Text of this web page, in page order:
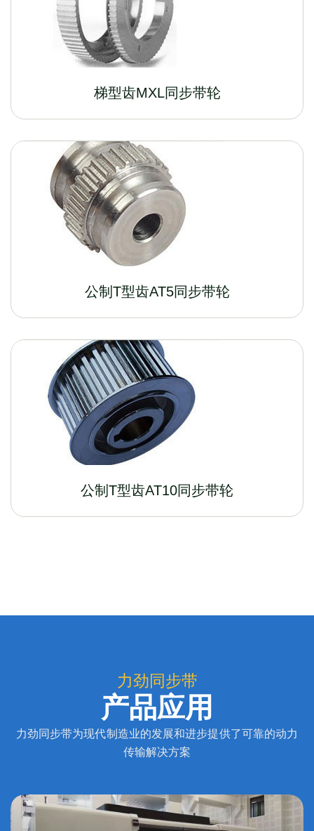
梯型齿MXL同步带轮
公制T型齿AT5同步带轮
公制T型齿AT10同步带轮
力劲同步带
产品应用
力劲同步带为现代制造业的发展和进步提供了可靠的动力
传输解决方案